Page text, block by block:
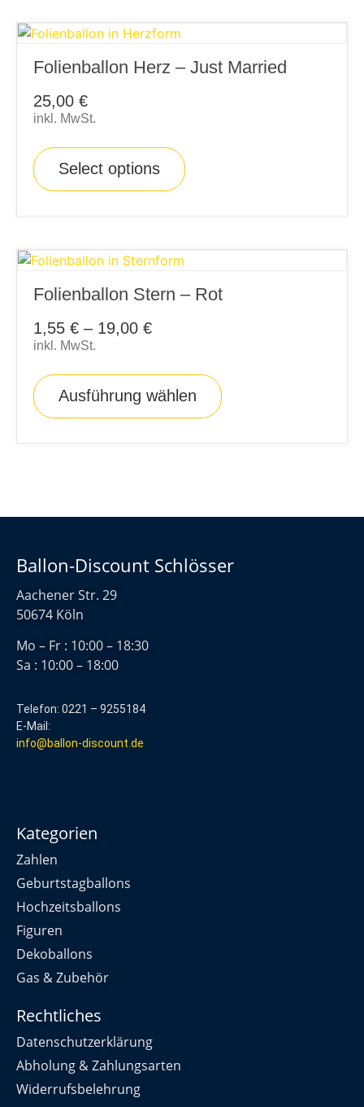
Folienballon Herz – Just Married
25,00 €
inkl. MwSt.
Select options
Folienballon Stern – Rot
1,55 € – 19,00 €
inkl. MwSt.
Ausführung wählen
Ballon-Discount Schlösser
Aachener Str. 29
50674 Köln
Mo – Fr : 10:00 – 18:30
Sa : 10:00 – 18:00
Telefon: 0221 – 9255184
E-Mail:
info@ballon-discount.de
Kategorien
Zahlen
Geburtstagballons
Hochzeitsballons
Figuren
Dekoballons
Gas & Zubehör
Rechtliches
Datenschutzerklärung
Abholung & Zahlungsarten
Widerrufsbelehrung